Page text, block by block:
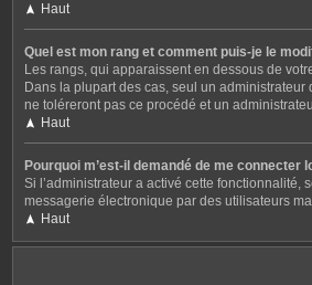
Haut
Quel est mon rang et comment puis-je le
Les rangs, qui apparaissent en dessous de
Dans la plupart des cas, seul un
ne toléreront pas ce procédé et un
Haut
Pourquoi m’est-il demandé de me
Si l’administrateur a activé cette
messagerie électronique par des utilisateurs
Haut